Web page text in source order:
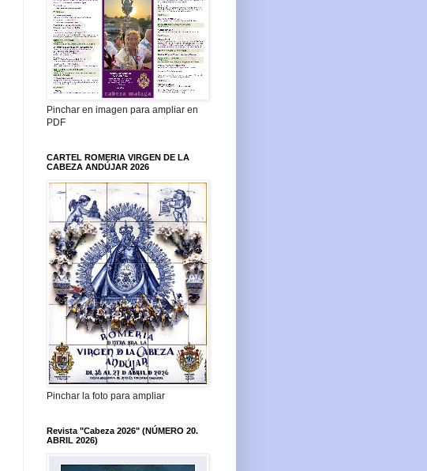
Pinchar en imagen para ampliar en
PDF
CARTEL ROMERIA VIRGEN DE LA
CABEZA ANDÚJAR 2026
Pinchar la foto para ampliar
Revista "Cabeza 2026" (NÚMERO 20.
ABRIL 2026)